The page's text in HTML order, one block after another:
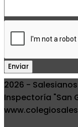
Enviar
2026 -
Inspectoría "San